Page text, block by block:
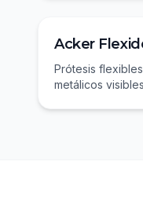
Acker
Prótesis
metálicos